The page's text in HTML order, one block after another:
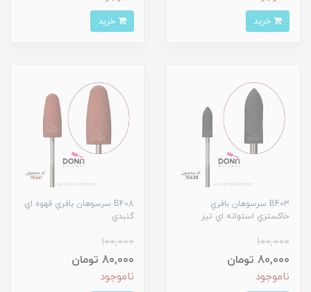
B403 سرسوهان بافري
خاکستري استوانه اي تيز
100,000
80,000 تومان
ناموجود
B408 سرسوهان بافري قهوه اي
گنبدي
100,000
80,000 تومان
ناموجود